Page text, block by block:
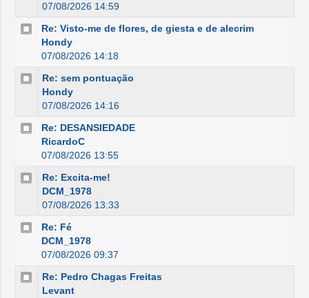
07/08/2026 14:59
Re: Visto-me de flores, de giesta e de alecrim
Hondy
07/08/2026 14:18
Re: sem pontuação
Hondy
07/08/2026 14:16
Re: DESANSIEDADE
RicardoC
07/08/2026 13:55
Re: Excita-me!
DCM_1978
07/08/2026 13:33
Re: Fé
DCM_1978
07/08/2026 09:37
Re: Pedro Chagas Freitas
Levant